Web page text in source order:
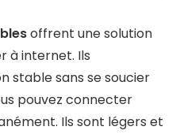
offrent une solution
à internet. Ils
stable sans se soucier
pouvez connecter
Ils sont légers et